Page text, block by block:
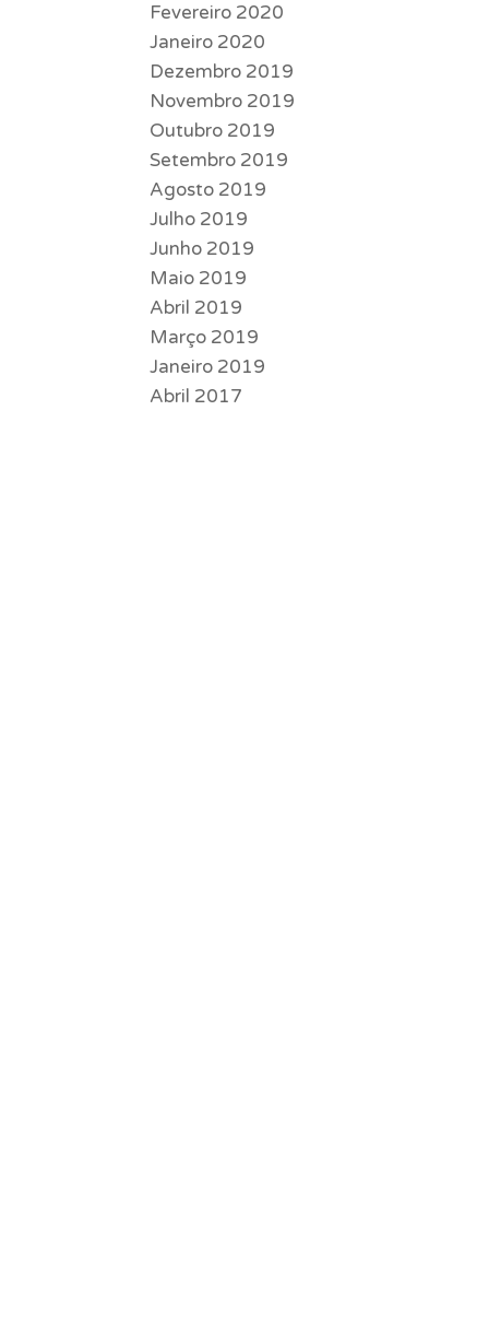
Fevereiro 2020
Janeiro 2020
Dezembro 2019
Novembro 2019
Outubro 2019
Setembro 2019
Agosto 2019
Julho 2019
Junho 2019
Maio 2019
Abril 2019
Março 2019
Janeiro 2019
Abril 2017